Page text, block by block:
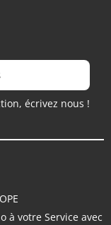
écrivez nous !
à votre Service avec